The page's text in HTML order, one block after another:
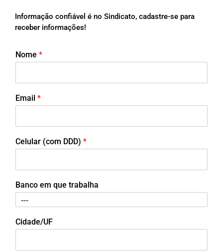
Informação confiável é no Sindicato, cadastre-se para
receber informações!
Nome *
Email *
Celular (com DDD) *
Banco em que trabalha
Cidade/UF